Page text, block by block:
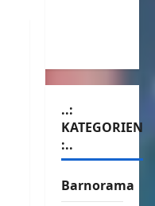
..:
KATEGORIEN
:..
Barnorama